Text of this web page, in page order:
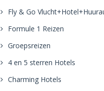
Fly & Go
Formule 1 Reizen
Groepsreizen
4 en 5 sterren Hotels
Charming Hotels